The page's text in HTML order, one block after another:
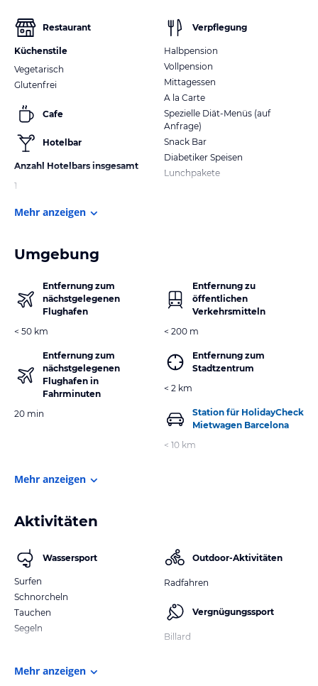
Restaurant
Küchenstile
Vegetarisch
Glutenfrei
Cafe
Hotelbar
Anzahl Hotelbars insgesamt
1
Verpflegung
Halbpension
Vollpension
Mittagessen
A la Carte
Spezielle Diät-Menüs (auf
Anfrage)
Snack Bar
Diabetiker Speisen
Lunchpakete
Mehr anzeigen
Umgebung
Entfernung zum
nächstgelegenen
Flughafen
< 50 km
Entfernung zum
nächstgelegenen
Flughafen in
Fahrminuten
20 min
Entfernung zu
öffentlichen
Verkehrsmitteln
< 200 m
Entfernung zum
Stadtzentrum
< 2 km
Station für HolidayCheck
Mietwagen Barcelona
< 10 km
Mehr anzeigen
Aktivitäten
Wassersport
Surfen
Schnorcheln
Tauchen
Segeln
Outdoor-Aktivitäten
Radfahren
Vergnügungssport
Billard
Mehr anzeigen